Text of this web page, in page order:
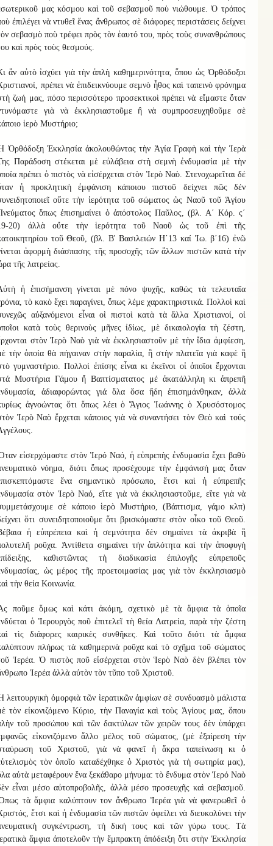
μας κόσμου καὶ τοῦ σεβασμοῦ ποὺ νιώθουμε. Ὁ τρόπος
ἐπιλέγει νὰ ντυθεῖ ἕνας ἄνθρωπος σὲ διάφορες περιστάσεις δείχνει
σεβασμὸ ποὺ τρέφει πρὸς τὸν ἑαυτό του, πρὸς τοὺς συνανθρώπους
καὶ πρὸς τοὺς θεσμούς.
ἄν αὐτὸ ἰσχύει γιὰ τὴν ἁπλὴ καθημερινότητα, ὅπου ὡς Ὀρθόδοξοι
πρέπει νὰ ἐπιδεικνύουμε σεμνὸ ἦθος καὶ ταπεινὸ φρόνημα
ζωή μας, πόσο περισσότερο προσεκτικοὶ πρέπει νὰ εἴμαστε ὅταν
γιὰ νὰ ἐκκλησιαστοῦμε ἢ νὰ συμπροσευχηθοῦμε σὲ
ἱερὸ Μυστήριο;
Ὀρθόδοξη Ἐκκλησία ἀκολουθώντας τὴν Ἁγία Γραφὴ καὶ τὴν Ἱερὰ
Παράδοση στέκεται μὲ εὐλάβεια στὴ σεμνὴ ἐνδυμασία μὲ τὴν
πρέπει ὁ πιστὸς νὰ εἰσέρχεται στὸν Ἱερὸ Ναὸ. Στενοχωρεῖται δέ
ἡ προκλητικὴ ἐμφάνιση κάποιου πιστοῦ δείχνει πῶς δέν
οὔτε τὴν ἱερότητα τοῦ σώματος ὡς Ναοῦ τοῦ Ἁγίου
ὅπως ἐπισημαίνει ὁ ἀπόστολος Παῦλος, (βλ. Α΄ Κόρ. ς΄
20) ἀλλὰ οὔτε τὴν ἱερότητα τοῦ Ναοῦ ὡς τοῦ ἐπὶ τῆς
τοῦ Θεοῦ, (βλ. Β' Βασιλειών Η΄13 καί Ἰω. β΄16) ἐνῶ
ἀφορμὴ διάσπασης τῆς προσοχῆς τῶν ἄλλων πιστῶν κατὰ τὴν
τῆς λατρείας.
ἡ ἐπισήμανση γίνεται μὲ πόνο ψυχῆς, καθὼς τὰ τελευταῖα
τὸ κακὸ ἔχει παραγίνει, ὅπως λέμε χαρακτηριστικά. Πολλοὶ καὶ
αὐξανόμενοι εἶναι οἱ πιστοὶ κατὰ τὰ ἄλλα Χριστιανοί, οἱ
κατὰ τοὺς θερινοὺς μῆνες ἰδίως, μὲ δικαιολογία τὴ ζέστη,
στὸν Ἱερὸ Ναὸ γιὰ νὰ ἐκκλησιαστοῦν μὲ τὴν ἴδια ἀμφίεση,
τὴν ὁποία θὰ πήγαιναν στὴν παραλία, ἢ στὴν πλατεῖα γιὰ καφὲ ἢ
γυμναστήριο. Πολλοί ἐπίσης εἶναι κι ἐκεῖνοι οἱ ὁποῖοι ἔρχονται
Μυστήρια Γάμου ἤ Βαπτίσματατος μέ ἀκατάλληλη κι ἀπρεπῆ
ἀδιαφορώντας γιά ὅλα ὅσα ἤδη ἐπισημάνθηκαν, ἀλλὰ
ἀγνοώντας ὅτι ὅπως λέει ὁ Ἅγιος Ἰωάννης ὁ Χρυσόστομος
Ἱερὸ Ναὸ ἔρχεται κάποιος γιὰ νὰ συναντήσει τὸν Θεὸ καὶ τούς
εἰσερχόμαστε στὸν Ἱερό Ναό, ἡ εὐπρεπὴς ἐνδυμασία ἔχει βαθὺ
νόημα, διότι ὅπως προσέχουμε τὴν ἐμφάνισή μας ὅταν
ἕνα σημαντικὸ πρόσωπο, ἔτσι καὶ ἡ εὐπρεπῆς
στὸν Ἱερὸ Ναό, εἴτε γιὰ νὰ ἐκκλησιαστοῦμε, εἴτε γιὰ νὰ
σὲ κάποιο ἱερὸ Μυστήριο, (Βάπτισμα, γάμο κλπ)
ὅτι συνειδητοποιοῦμε ὅτι βρισκόμαστε στὸν οἶκο τοῦ Θεοῦ.
ἡ εὐπρέπεια καὶ ἡ σεμνότητα δὲν σημαίνει τὰ ἀκριβὰ ἢ
ροῦχα. Ἀντίθετα σημαίνει τήν ἁπλότητα καὶ τὴν ἀποφυγὴ
καθιστῶντας τὴ διαδικασία ἐπιλογῆς εὐπρεποῦς
ὡς μέρος τῆς προετοιμασίας μας γιὰ τὸν ἐκκλησιασμὸ
τὴν θεία Κοινωνία.
ποῦμε ὅμως καὶ κάτι ἀκόμη, σχετικὸ μὲ τὰ ἅμφια τὰ ὁποῖα
ὁ Ἱερουργὸς ποῦ ἐπιτελεῖ τὴ θεία Λατρεία, παρὰ τὴν ζέστη
τὶς διάφορες καιρικὲς συνθῆκες. Καὶ τοῦτο διότι τὰ ἄμφια
πλήρως τὰ καθημερινὰ ροῦχα καὶ τὸ σχῆμα τοῦ σώματος
Ἱερέα. Ὁ πιστὸς ποῦ εἰσέρχεται στὸν Ἱερὸ Ναὸ δὲν βλέπει τὸν
Ἱερέα ἀλλὰ αὐτὸν τὸν τῦπο τοῦ Χριστοῦ.
λειτουργικὴ ὀμορφιὰ τῶν ἱερατικῶν ἀμφίων σὲ συνδυασμὸ μάλιστα
τὸν εἰκονιζόμενο Κύριο, τὴν Παναγία καὶ τοὺς Ἁγίους μας, ὅπου
τοῦ προσώπου καὶ τῶν δακτύλων τῶν χειρῶν τους δὲν ὑπάρχει
εἰκονιζόμενο ἄλλο μέλος τοῦ σώματος, (μὲ ἐξαίρεση τὴν
τοῦ Χριστοῦ, γιὰ νὰ φανεῖ ἡ ἄκρα ταπείνωση κι ὁ
τὸν ὁποῖο καταδέχθηκε ὁ Χριστὸς γιὰ τὴ σωτηρία μας),
αὐτὰ μεταφέρουν ἕνα ξεκάθαρο μήνυμα: τὸ ἔνδυμα στὸν Ἱερό Ναὸ
εἶναι μέσο αὐτοπροβολῆς, ἀλλὰ μέσο προσευχῆς καὶ σεβασμοῦ.
τὰ ἄμφια καλύπτουν τον ἄνθρωπο Ἱερέα γιὰ νὰ φανερωθεῖ ὁ
ἔτσι καὶ ἡ ἐνδυμασία τῶν πιστῶν ὀφείλει νὰ διευκολύνει τὴν
συγκέντρωση, τὴ δική τους καὶ τῶν γύρω τους. Τὰ
ἄμφια ἀποτελοῦν τὴν ἔμπρακτη ἀπόδειξη ὅτι στὴν Ἐκκλησία